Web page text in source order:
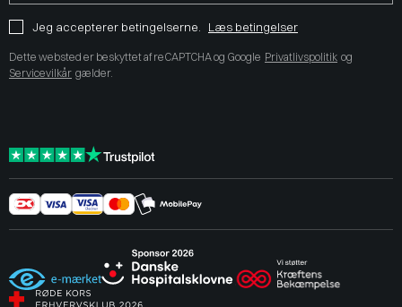
Jeg accepterer betingelserne. Læs betingelser
Dette websted er beskyttet af reCAPTCHA og Google Privatlivspolitik og
Servicevilkår gælder.